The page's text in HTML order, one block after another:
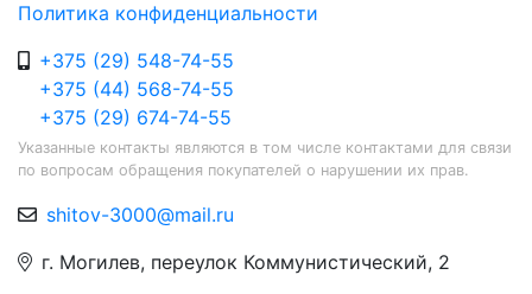
Политика конфиденциальности
+375 (29) 548-74-55
+375 (44) 568-74-55
+375 (29) 674-74-55
Указанные контакты являются в том числе контактами для связи
по вопросам обращения покупателей о нарушении их прав.
shitov-3000@mail.ru
г. Могилев, переулок Коммунистический, 2